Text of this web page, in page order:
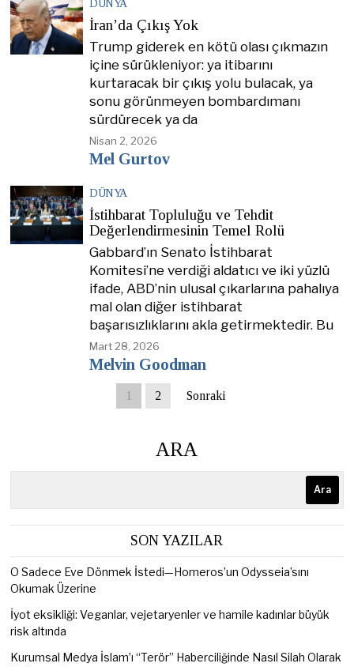
DÜNYA
İran’da Çıkış Yok
Trump giderek en kötü olası çıkmazın
içine sürükleniyor: ya itibarını
kurtaracak bir çıkış yolu bulacak, ya
sonu görünmeyen bombardımanı
sürdürecek ya da
Nisan 2, 2026
Mel Gurtov
DÜNYA
İstihbarat Topluluğu ve Tehdit
Değerlendirmesinin Temel Rolü
Gabbard’ın Senato İstihbarat
Komitesi’ne verdiği aldatıcı ve iki yüzlü
ifade, ABD’nin ulusal çıkarlarına pahalıya
mal olan diğer istihbarat
başarısızlıklarını akla getirmektedir. Bu
Mart 28, 2026
Melvin Goodman
1 2 Sonraki
ARA
Ara
SON YAZILAR
O Sadece Eve Dönmek İstedi—Homeros’un Odysseia’sını
Okumak Üzerine
İyot eksikliği: Veganlar, vejetaryenler ve hamile kadınlar büyük
risk altında
Kurumsal Medya İslam’ı “Terör” Haberciliğinde Nasıl Silah Olarak